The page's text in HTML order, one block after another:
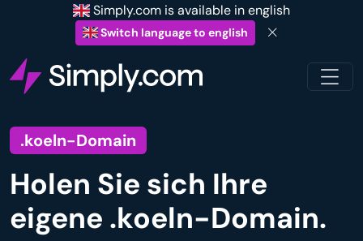
Simply.com is available in english
Switch language to english
.koeln-Domain
Holen Sie sich Ihre
eigene .koeln-Domain.